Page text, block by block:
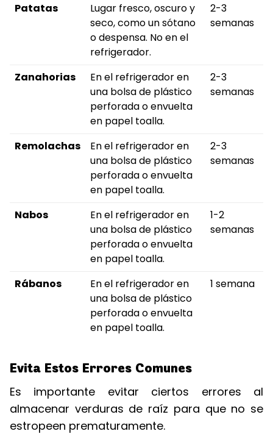
Patatas
Lugar fresco, oscuro y
seco, como un sótano
o despensa. No en el
refrigerador.
2-3
semanas
Zanahorias
En el refrigerador en
una bolsa de plástico
perforada o envuelta
en papel toalla.
2-3
semanas
Remolachas
En el refrigerador en
una bolsa de plástico
perforada o envuelta
en papel toalla.
2-3
semanas
Nabos
En el refrigerador en
una bolsa de plástico
perforada o envuelta
en papel toalla.
1-2
semanas
Rábanos
En el refrigerador en
una bolsa de plástico
perforada o envuelta
en papel toalla.
1 semana
Evita Estos Errores Comunes
Es importante evitar ciertos errores al
almacenar verduras de raíz para que no se
estropeen prematuramente.